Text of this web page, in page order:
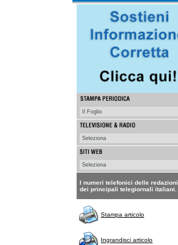
I numeri telefonici delle redazioni
dei principali telegiornali italiani.
Stampa articolo
Ingrandisci articolo